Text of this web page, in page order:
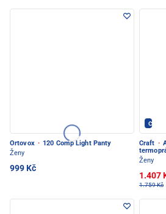
Ortovox · 120 Comp Light Panty
Ženy
999 Kč
Craft ·
Ženy
1.407
1.759 Kč